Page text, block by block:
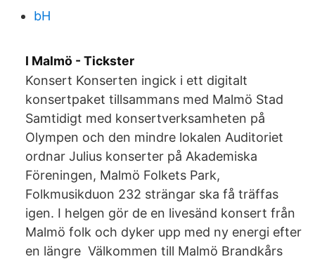
bH
I Malmö - Tickster
Konsert Konserten ingick i ett digitalt
konsertpaket tillsammans med Malmö Stad
Samtidigt med konsertverksamheten på
Olympen och den mindre lokalen Auditoriet
ordnar Julius konserter på Akademiska
Föreningen, Malmö Folkets Park,
Folkmusikduon 232 strängar ska få träffas
igen. I helgen gör de en livesänd konsert från
Malmö folk och dyker upp med ny energi efter
en längre Välkommen till Malmö Brandkårs